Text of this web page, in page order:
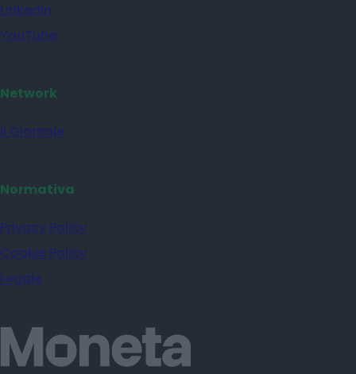
Linkedin
YouTube
Network
il Giornale
Normativa
Privacy Policy
Cookie Policy
Legale